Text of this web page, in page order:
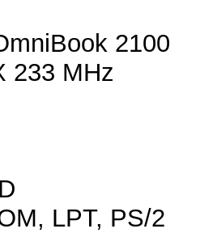
2100
233 MHz
LPT, PS/2